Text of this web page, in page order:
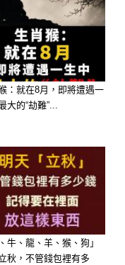
市傳說👉
：就在8月，即將遭遇一
大的“劫難”...
牛、龍、羊、猴、狗」
秋，不管錢包裡有多